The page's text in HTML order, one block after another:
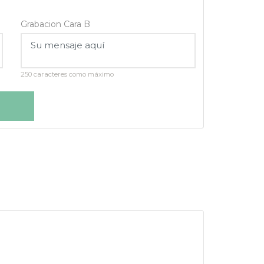
Grabacion Cara B
250 caracteres como máximo